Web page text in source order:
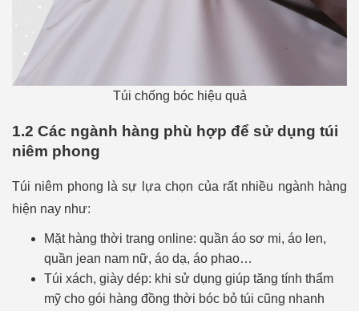
Túi chống bóc hiệu quả
1.2 Các ngành hàng phù hợp để sử dụng túi
niêm phong
Túi niêm phong là sự lựa chọn của rất nhiều ngành hàng
hiện nay như:
Mặt hàng thời trang online: quần áo sơ mi, áo len,
quần jean nam nữ, áo dạ, áo phao…
Túi xách, giày dép: khi sử dụng giúp tăng tính thẩm
mỹ cho gói hàng đồng thời bóc bỏ túi cũng nhanh